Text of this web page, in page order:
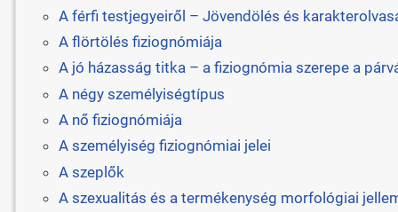
A férfi testjegyeiről – Jövendölés és
A flörtölés fiziognómiája
A jó házasság titka – a fiziognómia szerepe a
A négy személyiségtípus
A nő fiziognómiája
A személyiség fiziognómiai jelei
A szeplők
A szexualitás és a termékenység morfológiai